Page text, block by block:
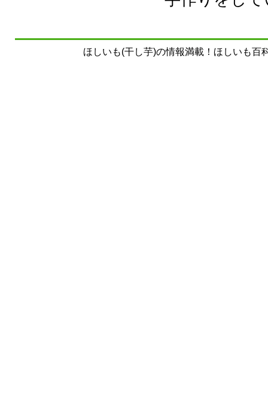
ほしいも(干し芋)の情報満載！ほしいも